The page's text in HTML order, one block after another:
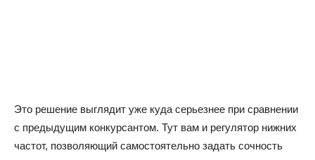
Это решение выглядит уже куда серьезнее при сравнении
с предыдущим конкурсантом. Тут вам и регулятор нижних
частот, позволяющий самостоятельно задать сочность